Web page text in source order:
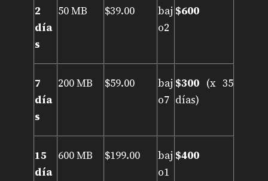
2
día
s
50 MB $39.00
baj
o2
$600
7
día
s
200 MB $59.00
baj
o7
$300 (x 35
días)
15
día
600 MB $199.00
baj
o1
$400